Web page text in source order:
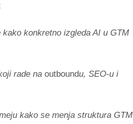
konkretno izgleda AI u GTM
rade na outboundu, SEO-u i
kako se menja struktura GTM